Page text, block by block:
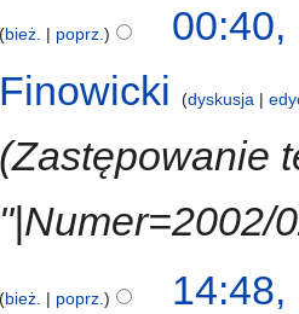
bież. poprz.
00:40,
Finowicki
dyskusja
Zastępowanie
"|Numer=2002/
bież. poprz.
14:48,